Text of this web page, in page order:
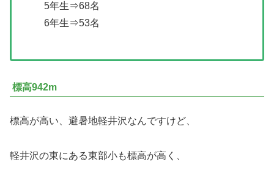
5年生⇒68名
6年生⇒53名
標高942m
標高が高い、避暑地軽井沢なんですけど、
軽井沢の東にある東部小も標高が高く、